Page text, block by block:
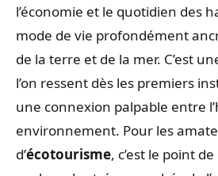
l’économie et le quotidien des
mode de vie profondément
de la terre et de la mer. C’est
l’on ressent dès les premiers
une connexion palpable entre
environnement. Pour les
d’écotourisme, c’est le point